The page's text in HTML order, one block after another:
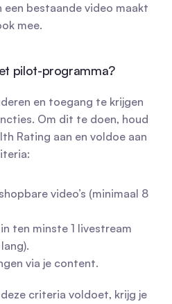
bestaande video maakt
mee.
pilot-programma?
en toegang te krijgen
Om dit te doen, houd
video’s (minimaal 8
ten minste 1 livestream
via je content.
criteria voldoet, krijg je